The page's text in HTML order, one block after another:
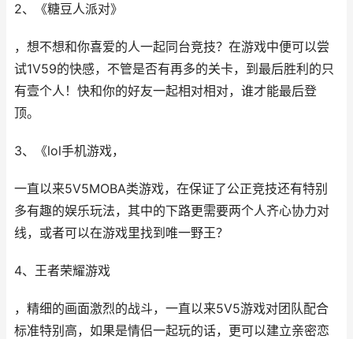
2、《糖豆人派对》
，想不想和你喜爱的人一起同台竞技？在游戏中便可以尝
试1V59的快感，不管是否有再多的关卡，到最后胜利的只
有壹个人！快和你的好友一起相对相对，谁才能最后登
顶。
3、《lol手机游戏，
一直以来5V5MOBA类游戏，在保证了公正竞技还有特别
多有趣的娱乐玩法，其中的下路更需要两个人齐心协力对
线，或者可以在游戏里找到唯一野王？
4、王者荣耀游戏
，精细的画面激烈的战斗，一直以来5V5游戏对团队配合
标准特别高，如果是情侣一起玩的话，更可以建立亲密恋